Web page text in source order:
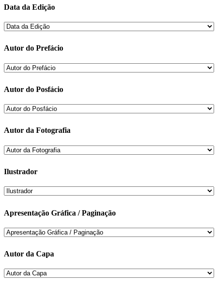
Data da Edição
Autor do Prefácio
Autor do Posfácio
Autor da Fotografia
Ilustrador
Apresentação Gráfica / Paginação
Autor da Capa